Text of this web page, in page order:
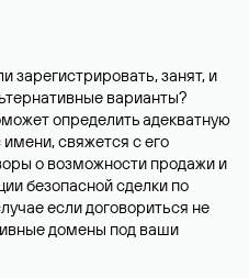
зарегистрировать, занят, и
варианты?
определить адекватную
свяжется с его
о возможности продажи и
безопасной сделки по
если договориться не
домены под ваши